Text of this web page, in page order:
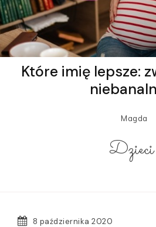
Które imię lepsze:
Magda
Dzieci
8 października 2020